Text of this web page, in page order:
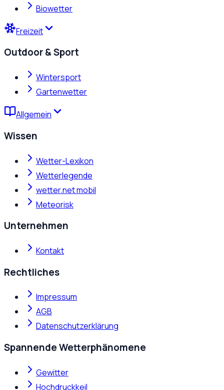
Biowetter
Freizeit
Outdoor & Sport
Wintersport
Gartenwetter
Allgemein
Wissen
Wetter-Lexikon
Wetterlegende
wetter.net mobil
Meteorisk
Unternehmen
Kontakt
Rechtliches
Impressum
AGB
Datenschutzerklärung
Spannende Wetterphänomene
Gewitter
Hochdruckkeil